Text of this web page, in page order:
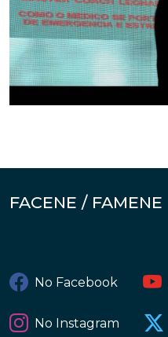
FACENE / FAMENE
No Facebook
No Instagram